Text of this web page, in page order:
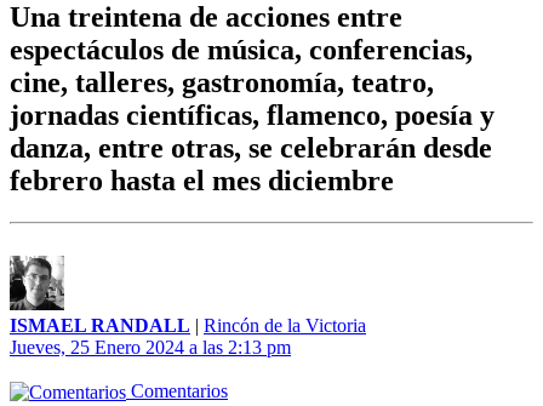
Una treintena de acciones entre
espectáculos de música, conferencias,
cine, talleres, gastronomía, teatro,
jornadas científicas, flamenco, poesía y
danza, entre otras, se celebrarán desde
febrero hasta el mes diciembre
ISMAEL RANDALL | Rincón de la Victoria
Jueves, 25 Enero 2024 a las 2:13 pm
Comentarios